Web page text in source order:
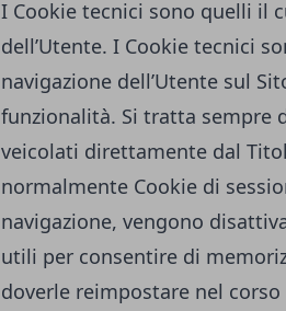
I Cookie tecnici sono quelli il
dell’Utente. I Cookie tecnici
navigazione dell’Utente sul
funzionalità. Si tratta sempre
veicolati direttamente dal
normalmente Cookie di
navigazione, vengono
utili per consentire di
doverle reimpostare nel